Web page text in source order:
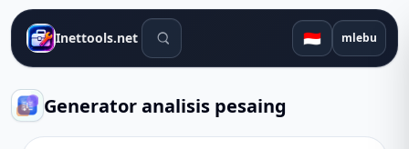
Inettools.net Alat telusuran 🇮🇩 mlebu
Generator analisis pesaing